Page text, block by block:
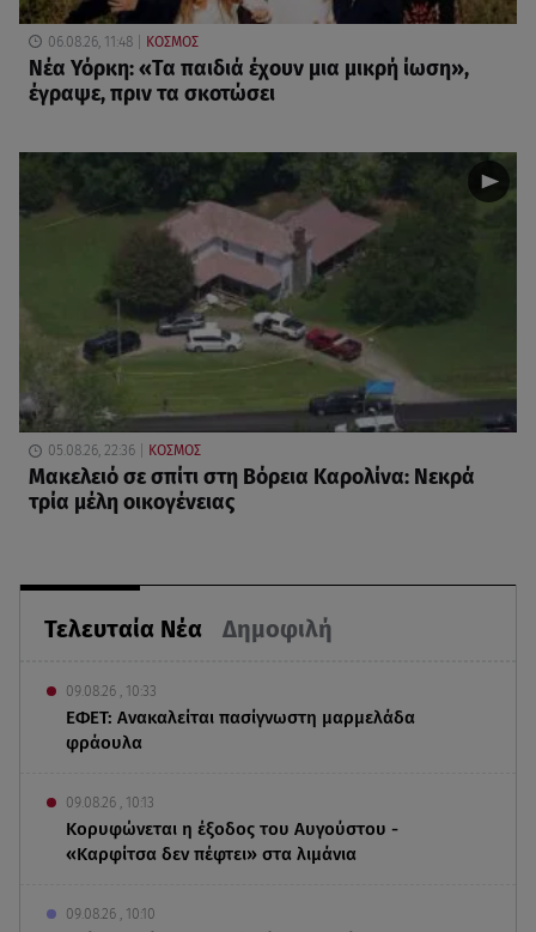
Τελευταία Νέα Δημοφιλή
09.08.26 , 10:33
ΕΦΕΤ: Ανακαλείται πασίγνωστη μαρμελάδα
φράουλα
09.08.26 , 10:13
Κορυφώνεται η έξοδος του Αυγούστου -
«Καρφίτσα δεν πέφτει» στα λιμάνια
09.08.26 , 10:10
06.08.26, 11:48 ΚΟΣΜΟΣ
Νέα Υόρκη: «Τα παιδιά έχουν μια μικρή ίωση»,
έγραψε, πριν τα σκοτώσει
05.08.26, 22:36 ΚΟΣΜΟΣ
Μακελειό σε σπίτι στη Βόρεια Καρολίνα: Νεκρά
τρία μέλη οικογένειας